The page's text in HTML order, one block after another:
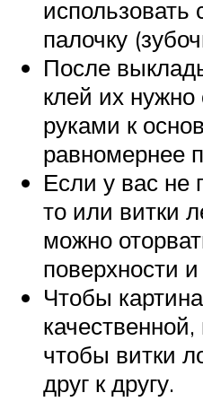
использовать
палочку
После
клей их нужно
руками к
равномернее
Если у вас не
то или витки
можно
поверхности
Чтобы
чтобы витки
друг к другу.